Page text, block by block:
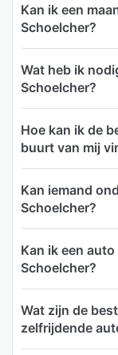
Kan ik een
Schoelcher?
Wat heb ik
Schoelcher?
Hoe kan ik de
buurt van mij
Kan iemand
Schoelcher?
Kan ik een
Schoelcher?
Wat zijn de
zelfrijdende